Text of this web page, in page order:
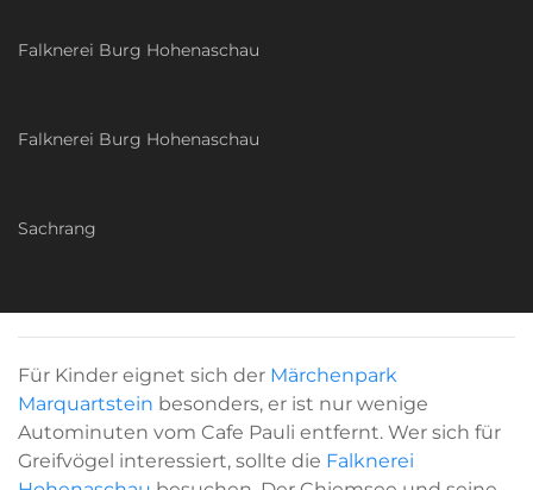
Falknerei Burg Hohenaschau
Falknerei Burg Hohenaschau
Sachrang
Für Kinder eignet sich der Märchenpark
Marquartstein besonders, er ist nur wenige
Autominuten vom Cafe Pauli entfernt. Wer sich für
Greifvögel interessiert, sollte die Falknerei